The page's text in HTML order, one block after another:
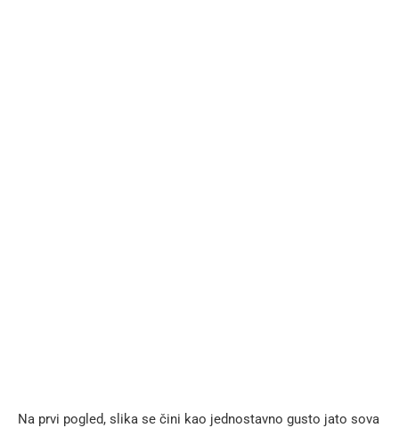
Na prvi pogled, slika se čini kao jednostavno gusto jato sova